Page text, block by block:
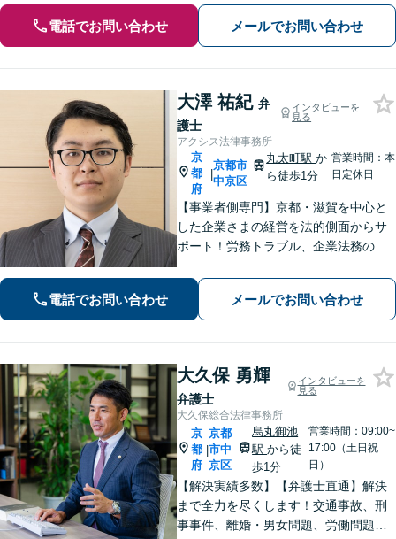
電話でお問い合わせ メールでお問い合わせ
大澤 祐紀 弁
護士
インタビューを
見る
アクシス法律事務所
京
都
府
|
京都市
中京区
丸太町駅か
ら徒歩1分
営業時間：本
日定休日
【事業者側専門】京都・滋賀を中心と
した企業さまの経営を法的側面からサ
ポート！労務トラブル、企業法務のご
問題への対応を中心に、その他中小企
業法務について豊富な経験がありま
す。【Web相談可】
電話でお問い合わせ メールでお問い合わせ
大久保 勇輝
弁護士
インタビューを
見る
大久保総合法律事務所
京
都
府
|
京都
市中
京区
烏丸御池
駅から徒
歩1分
営業時間：09:00~
17:00（土日祝
日）
【解決実績多数】【弁護士直通】解決
まで全力を尽くします！交通事故、刑
事事件、離婚・男女問題、労働問題、